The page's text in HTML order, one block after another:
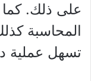
على ذلك. كما
المحاسبة
تسهل عملية